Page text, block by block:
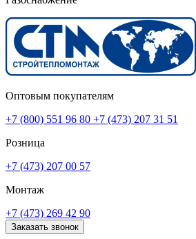
Оптовым покупателям
+7 (800) 551 96 80 +7 (473) 207 31 51
Розница
+7 (473) 207 00 57
Монтаж
+7 (473) 269 42 90
Заказать звонок